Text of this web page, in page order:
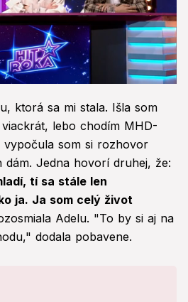
ktorá sa mi stala. Išla som
lebo chodím MHD-
som si rozhovor
Jedna hovorí druhej, že:
tí sa stále len
ja. Ja som celý život
Adelu. "To by si aj na
dodala pobavene.